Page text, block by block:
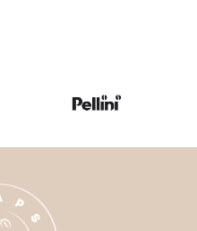
Lavazza
КАФЕ НА ЗЪРНА
ГРАМАЖ